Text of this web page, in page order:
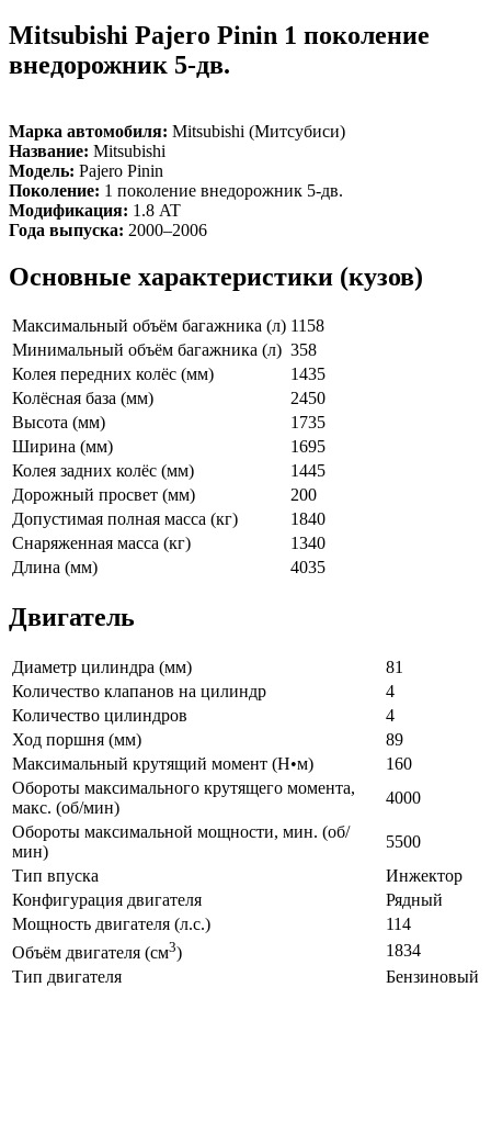
Mitsubishi Pajero Pinin 1 поколение
внедорожник 5-дв.
Марка автомобиля: Mitsubishi (Митсубиси)
Название: Mitsubishi
Модель: Pajero Pinin
Поколение: 1 поколение внедорожник 5-дв.
Модификация: 1.8 AT
Года выпуска: 2000–2006
Основные характеристики (кузов)
Максимальный объём багажника (л) 1158
Минимальный объём багажника (л) 358
Колея передних колёс (мм)
1435
Колёсная база (мм)
2450
Высота (мм)
1735
Ширина (мм)
1695
Колея задних колёс (мм)
1445
Дорожный просвет (мм)
200
Допустимая полная масса (кг)
1840
Снаряженная масса (кг)
1340
Длина (мм)
4035
Двигатель
Диаметр цилиндра (мм)
81
Количество клапанов на цилиндр
4
Количество цилиндров
4
Ход поршня (мм)
89
Максимальный крутящий момент (Н•м)
160
Обороты максимального крутящего момента,
макс. (об/мин)
4000
Обороты максимальной мощности, мин. (об/
мин)
5500
Тип впуска
Инжектор
Конфигурация двигателя
Рядный
Мощность двигателя (л.с.)
114
Объём двигателя (см3)
1834
Тип двигателя
Бензиновый